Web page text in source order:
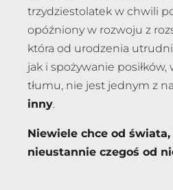
trzydziestolatek w chwili
opóźniony w rozwoju z
która od urodzenia
jak i spożywanie
tłumu, nie jest jednym z
inny.
Niewiele chce od
nieustannie czegoś od